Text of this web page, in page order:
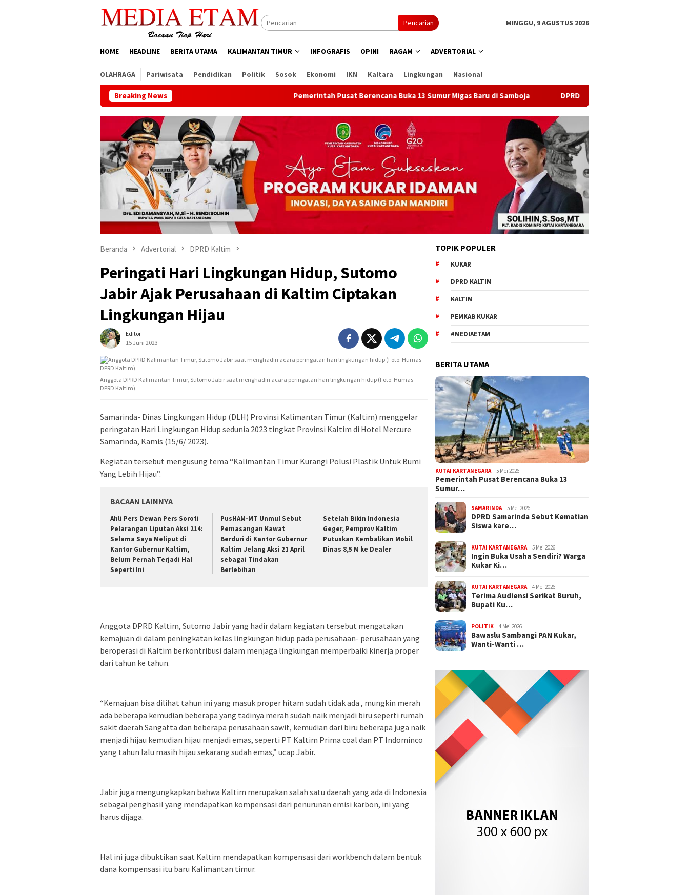
Pencarian MINGGU, 9 AGUSTUS 2026
HOME HEADLINE BERITA UTAMA KALIMANTAN TIMUR INFOGRAFIS OPINI RAGAM ADVERTORIAL
OLAHRAGA Pariwisata Pendidikan Politik Sosok Ekonomi IKN Kaltara Lingkungan Nasional
Breaking News Pemerintah Pusat Berencana Buka 13 Sumur Migas Baru di Samboja DPRD Samarinda Sebut Kematian Siswa karena
Beranda Advertorial DPRD Kaltim
Peringati Hari Lingkungan Hidup, Sutomo
Jabir Ajak Perusahaan di Kaltim Ciptakan
Lingkungan Hijau
Editor
15 Juni 2023
Anggota DPRD Kalimantan Timur, Sutomo Jabir saat menghadiri acara peringatan hari lingkungan hidup (Foto: Humas
DPRD Kaltim).
Samarinda- Dinas Lingkungan Hidup (DLH) Provinsi Kalimantan Timur (Kaltim) menggelar
peringatan Hari Lingkungan Hidup sedunia 2023 tingkat Provinsi Kaltim di Hotel Mercure
Samarinda, Kamis (15/6/ 2023).
Kegiatan tersebut mengusung tema “Kalimantan Timur Kurangi Polusi Plastik Untuk Bumi
Yang Lebih Hijau”.
BACAAN LAINNYA
Ahli Pers Dewan Pers Soroti
Pelarangan Liputan Aksi 214:
Selama Saya Meliput di
Kantor Gubernur Kaltim,
Belum Pernah Terjadi Hal
Seperti Ini
PusHAM-MT Unmul Sebut
Pemasangan Kawat
Berduri di Kantor Gubernur
Kaltim Jelang Aksi 21 April
sebagai Tindakan
Berlebihan
Setelah Bikin Indonesia
Geger, Pemprov Kaltim
Putuskan Kembalikan Mobil
Dinas 8,5 M ke Dealer
Anggota DPRD Kaltim, Sutomo Jabir yang hadir dalam kegiatan tersebut mengatakan
kemajuan di dalam peningkatan kelas lingkungan hidup pada perusahaan- perusahaan yang
beroperasi di Kaltim berkontribusi dalam menjaga lingkungan memperbaiki kinerja proper
dari tahun ke tahun.
“Kemajuan bisa dilihat tahun ini yang masuk proper hitam sudah tidak ada , mungkin merah
ada beberapa kemudian beberapa yang tadinya merah sudah naik menjadi biru seperti rumah
sakit daerah Sangatta dan beberapa perusahaan sawit, kemudian dari biru beberapa juga naik
menjadi hijau kemudian hijau menjadi emas, seperti PT Kaltim Prima coal dan PT Indominco
yang tahun lalu masih hijau sekarang sudah emas,” ucap Jabir.
Jabir juga mengungkapkan bahwa Kaltim merupakan salah satu daerah yang ada di Indonesia
sebagai penghasil yang mendapatkan kompensasi dari penurunan emisi karbon, ini yang
harus dijaga.
Hal ini juga dibuktikan saat Kaltim mendapatkan kompensasi dari workbench dalam bentuk
dana kompensasi itu baru Kalimantan timur.
TOPIK POPULER
KUKAR
DPRD KALTIM
KALTIM
PEMKAB KUKAR
#MEDIAETAM
BERITA UTAMA
KUTAI KARTANEGARA 5 Mei 2026
Pemerintah Pusat Berencana Buka 13
Sumur…
SAMARINDA 5 Mei 2026
DPRD Samarinda Sebut Kematian
Siswa kare…
KUTAI KARTANEGARA 5 Mei 2026
Ingin Buka Usaha Sendiri? Warga
Kukar Ki…
KUTAI KARTANEGARA 4 Mei 2026
Terima Audiensi Serikat Buruh,
Bupati Ku…
POLITIK 4 Mei 2026
Bawaslu Sambangi PAN Kukar,
Wanti-Wanti …